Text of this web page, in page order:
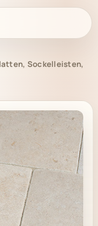
Sockelleisten,